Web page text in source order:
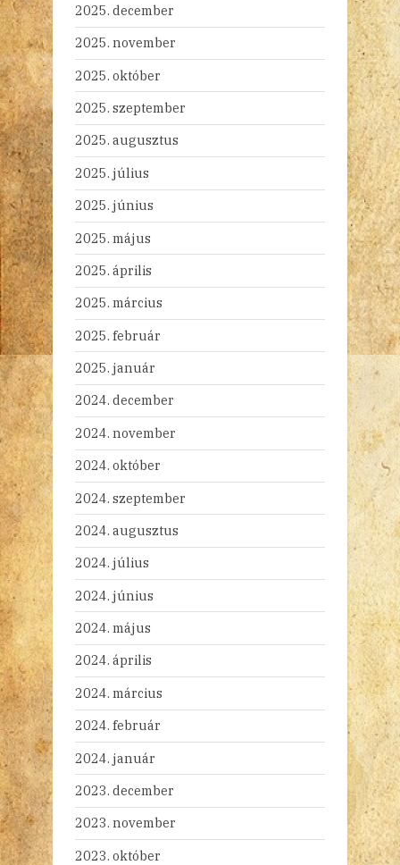
2025. december
2025. november
2025. október
2025. szeptember
2025. augusztus
2025. július
2025. június
2025. május
2025. április
2025. március
2025. február
2025. január
2024. december
2024. november
2024. október
2024. szeptember
2024. augusztus
2024. július
2024. június
2024. május
2024. április
2024. március
2024. február
2024. január
2023. december
2023. november
2023. október